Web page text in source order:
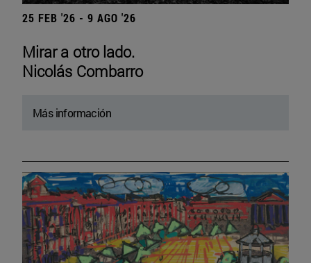
25 FEB '26 - 9 AGO '26
Mirar a otro lado.
Nicolás Combarro
Más información